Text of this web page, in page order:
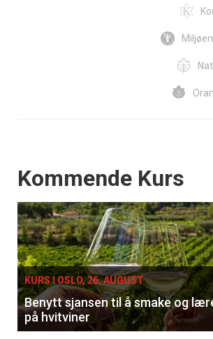
Events
Kommende Kurs
KURS I OSLO, 26. AUGUST
Benytt sjansen til å smake og
på hvitviner